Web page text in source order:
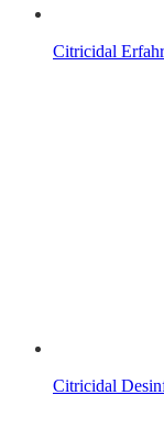
Citricidal
Citricidal